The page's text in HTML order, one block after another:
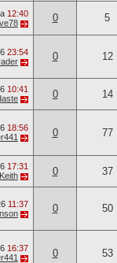
12:40
0 5
23:54
0 12
10:41
0 14
18:56
0 77
17:31
Keith 0 37
11:37
0 50
16:37
0 53